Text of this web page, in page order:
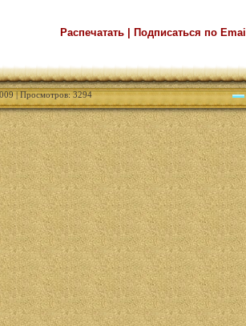
Распечатать | Подписаться по Email
| Просмотров: 3294